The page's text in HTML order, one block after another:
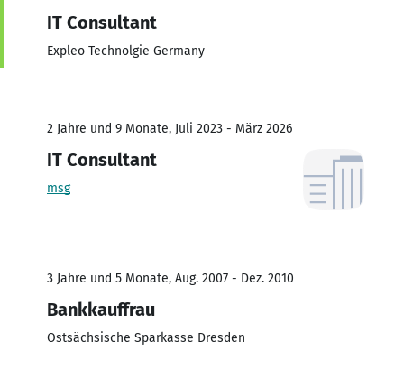
IT Consultant
Expleo Technolgie Germany
2 Jahre und 9 Monate, Juli 2023 - März 2026
IT Consultant
msg
3 Jahre und 5 Monate, Aug. 2007 - Dez. 2010
Bankkauffrau
Ostsächsische Sparkasse Dresden